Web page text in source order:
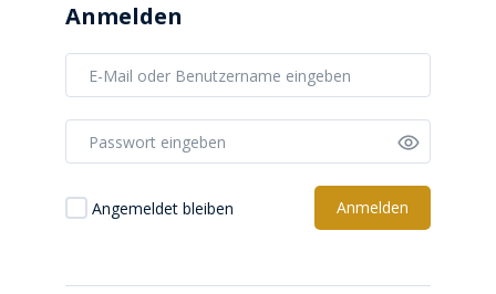
Anmelden
Angemeldet bleiben Anmelden